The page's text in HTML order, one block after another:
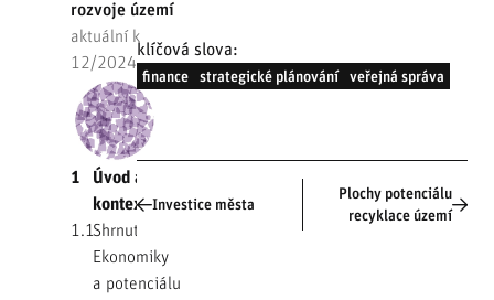
rozvoje území
aktuální k
12/2024
1
Úvod a
kontext
1.1Shrnutí
Ekonomiky
a potenciálu
klíčová slova:
finance strategické plánování veřejná správa
Investice města
Plochy potenciálu
recyklace území